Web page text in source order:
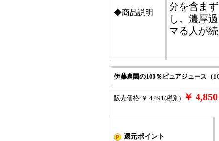
◆商品説明
分を含ま
し。濃厚
マる人が
伊藤農園の100％ピュアジュース（
販売価格:￥ 4,491(税別) ￥
還元ポイント